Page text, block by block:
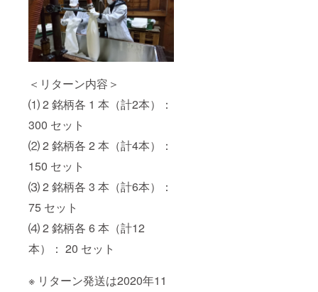
＜リターン内容＞
⑴ 2 銘柄各 1 本（計2本）：
300 セット
⑵ 2 銘柄各 2 本（計4本）：
150 セット
⑶ 2 銘柄各 3 本（計6本）：
75 セット
⑷ 2 銘柄各 6 本（計12
本）： 20 セット
※ リターン発送は2020年11